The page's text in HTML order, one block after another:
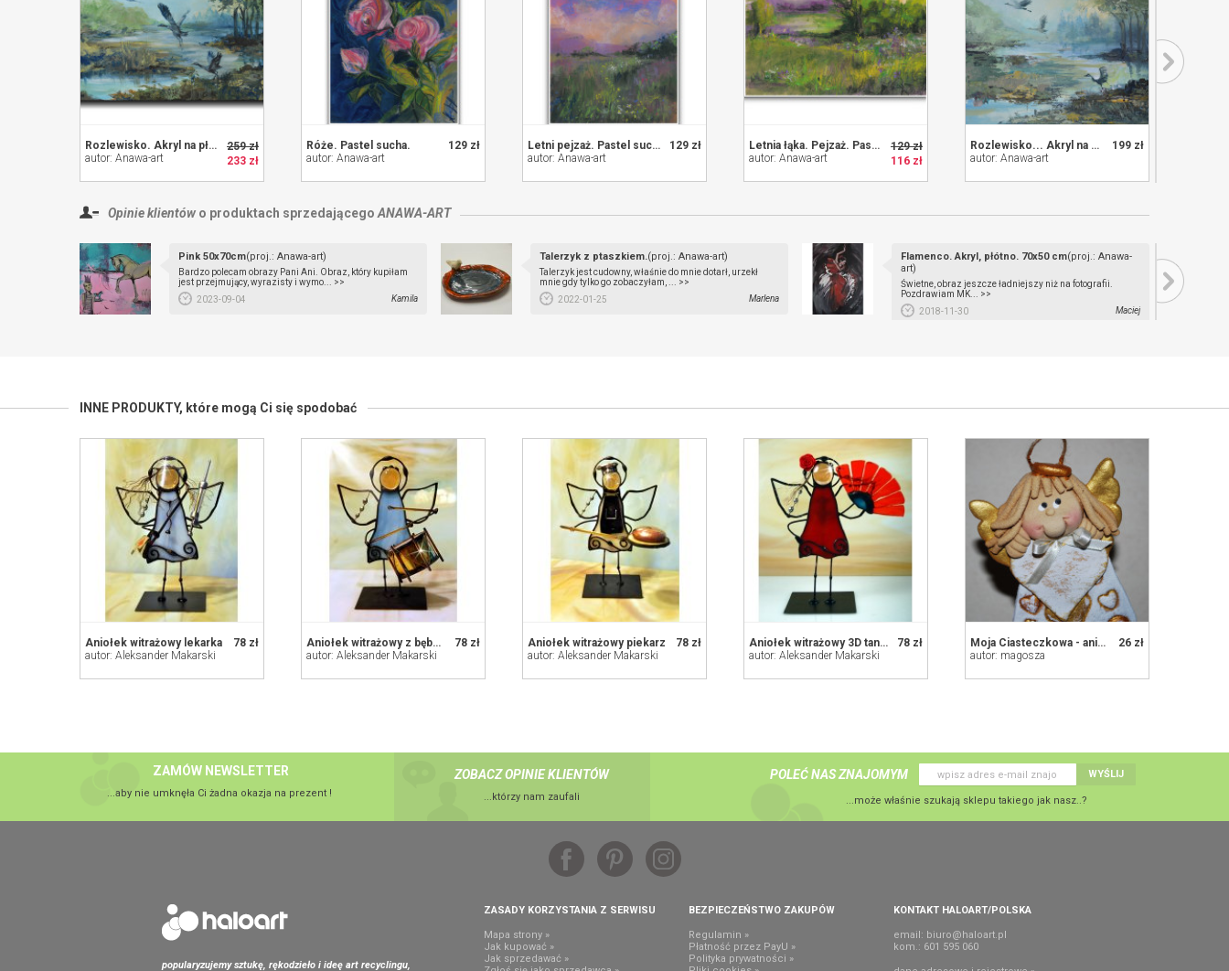
259 zł
233 zł
Rozlewisko. Akryl na płótnie.
autor: Anawa-art
129 zł
Róże. Pastel sucha.
autor: Anawa-art
129 zł
Letni pejzaż. Pastel sucha.
autor: Anawa-art
129 zł
116 zł
Letnia łąka. Pejzaż. Pastel sucha
autor: Anawa-art
199 zł
Rozlewisko... Akryl na płótnie
autor: Anawa-art
Opinie klientów o produktach sprzedającego ANAWA-ART
Pink 50x70cm(proj.: Anawa-art)
Bardzo polecam obrazy Pani Ani. Obraz, który kupiłam
jest przejmujący, wyrazisty i wymo... >>
2023-09-04
Kamila
Talerzyk z ptaszkiem.(proj.: Anawa-art)
Talerzyk jest cudowny, właśnie do mnie dotarł, urzekł
mnie gdy tylko go zobaczyłam, ... >>
2022-01-25
Marlena
Flamenco. Akryl, płótno. 70x50 cm(proj.: Anawa-
art)
Świetne, obraz jeszcze ładniejszy niż na fotografii.
Pozdrawiam MK... >>
2018-11-30
Maciej
INNE PRODUKTY, które mogą Ci się spodobać
78 zł
Aniołek witrażowy lekarka
autor: Aleksander Makarski
78 zł
Aniołek witrażowy z bębenkiem
autor: Aleksander Makarski
78 zł
Aniołek witrażowy piekarz
autor: Aleksander Makarski
78 zł
Aniołek witrażowy 3D tancerka flamenco
autor: Aleksander Makarski
26 zł
Moja Ciasteczkowa - aniołek na prezent, na szczęcie, z masy solnej
autor: magosza
ZAMÓW NEWSLETTER
...aby nie umknęła Ci żadna okazja na prezent !
ZOBACZ OPINIE KLIENTÓW
...którzy nam zaufali
POLEĆ NAS ZNAJOMYM WYŚLIJ
...może właśnie szukają sklepu takiego jak nasz..?
popularyzujemy sztukę, rękodzieło i ideę art recyclingu,
ZASADY KORZYSTANIA Z SERWISU
Mapa strony »
Jak kupować »
Jak sprzedawać »
BEZPIECZEŃSTWO ZAKUPÓW
Regulamin »
Płatność przez PayU »
Polityka prywatności »
KONTAKT HALOART/POLSKA
email: biuro@haloart.pl
kom.: 601 595 060